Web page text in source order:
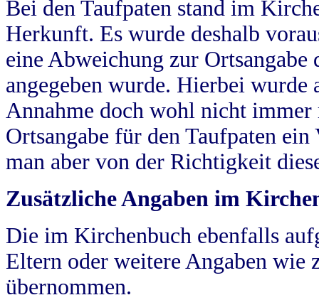
Bei den Taufpaten stand im
Herkunft. Es wurde deshalb
eine Abweichung zur
angegeben wurde. Hierbei wurde
Annahme doch wohl nicht
Ortsangabe für den Taufpaten
man aber von der Richtigkeit
Zusätzliche Angaben im
Die im Kirchenbuch ebenfalls
Eltern oder weitere Angaben wie
übernommen.